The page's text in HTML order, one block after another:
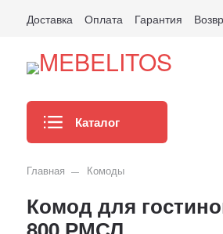
Доставка Оплата Гарантия
Каталог
Главная Комоды
Комод для